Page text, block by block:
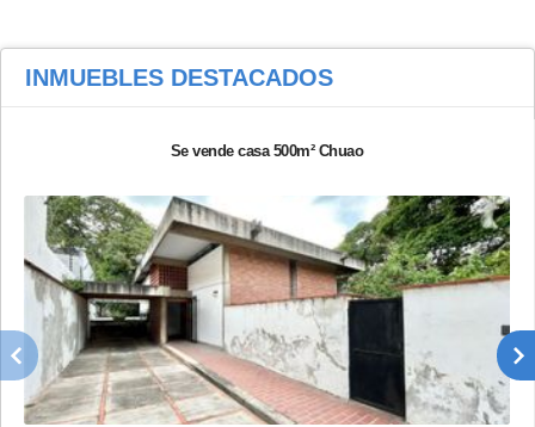
INMUEBLES DESTACADOS
Se vende casa 500m² Chuao